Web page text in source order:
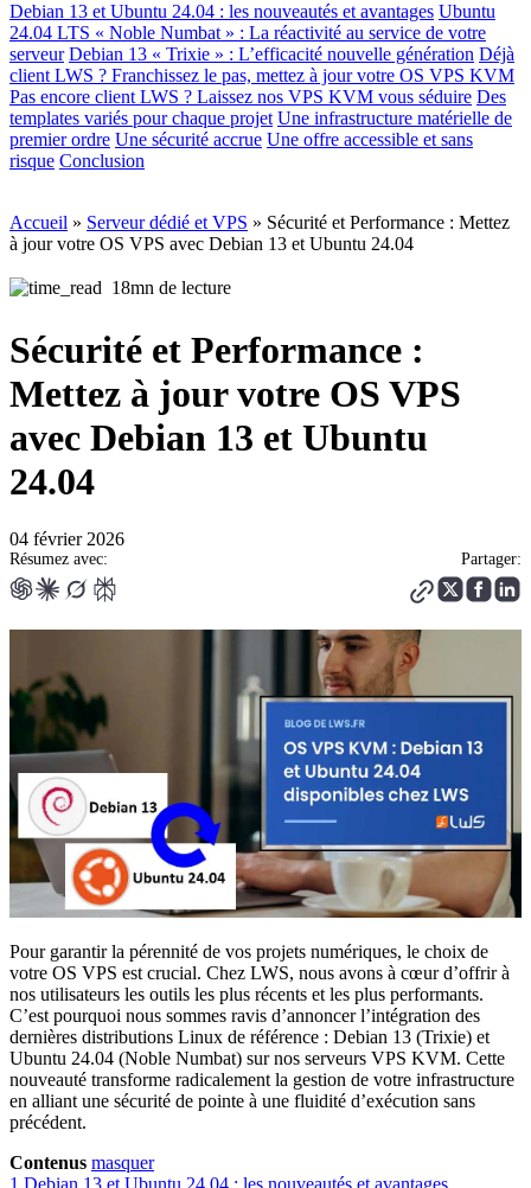
Debian 13 et Ubuntu 24.04 : les nouveautés et avantages Ubuntu
24.04 LTS « Noble Numbat » : La réactivité au service de votre
serveur Debian 13 « Trixie » : L’efficacité nouvelle génération Déjà
client LWS ? Franchissez le pas, mettez à jour votre OS VPS KVM
Pas encore client LWS ? Laissez nos VPS KVM vous séduire Des
templates variés pour chaque projet Une infrastructure matérielle de
premier ordre Une sécurité accrue Une offre accessible et sans
risque Conclusion
Accueil » Serveur dédié et VPS » Sécurité et Performance : Mettez
à jour votre OS VPS avec Debian 13 et Ubuntu 24.04
18mn de lecture
Sécurité et Performance :
Mettez à jour votre OS VPS
avec Debian 13 et Ubuntu
24.04
04 février 2026
Résumez avec: Partager:
Pour garantir la pérennité de vos projets numériques, le choix de
votre OS VPS est crucial. Chez LWS, nous avons à cœur d’offrir à
nos utilisateurs les outils les plus récents et les plus performants.
C’est pourquoi nous sommes ravis d’annoncer l’intégration des
dernières distributions Linux de référence : Debian 13 (Trixie) et
Ubuntu 24.04 (Noble Numbat) sur nos serveurs VPS KVM. Cette
nouveauté transforme radicalement la gestion de votre infrastructure
en alliant une sécurité de pointe à une fluidité d’exécution sans
précédent.
Contenus masquer
1 Debian 13 et Ubuntu 24.04 : les nouveautés et avantages